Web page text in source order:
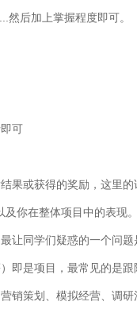
然后加上掌握程度即可。
可
果或获得的奖励，这里的
你在整体项目中的表现。
让同学们疑惑的一个问
即是项目，最常见的是
销策划、模拟经营、调研